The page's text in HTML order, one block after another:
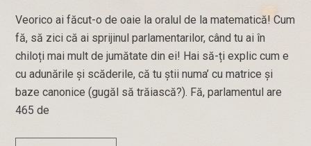
Veorico ai făcut-o de oaie la oralul de la matematică! Cum
fă, să zici că ai sprijinul parlamentarilor, când tu ai în
chiloți mai mult de jumătate din ei! Hai să-ți explic cum e
cu adunările și scăderile, că tu știi numa’ cu matrice și
baze canonice (gugăl să trăiască?). Fă, parlamentul are
465 de